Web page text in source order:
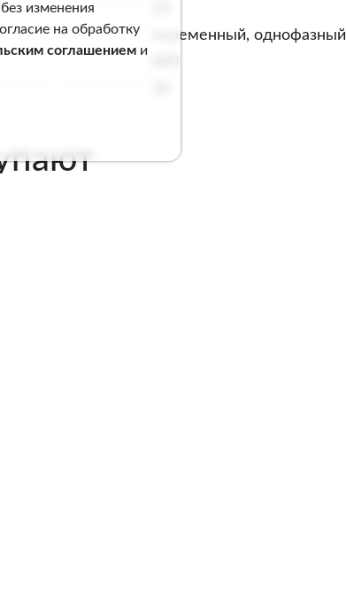
переменный, однофазный
изменения
на обработку
соглашением и